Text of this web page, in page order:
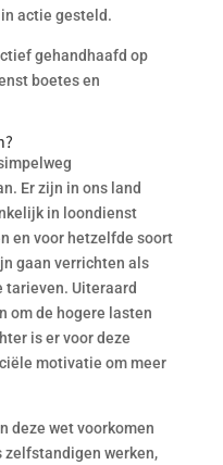
actie gesteld.
gehandhaafd op
boetes en
Er zijn in ons land
in loondienst
en voor hetzelfde soort
gaan verrichten als
tarieven. Uiteraard
om de hogere lasten
is er voor deze
motivatie om meer
deze wet voorkomen
zelfstandigen werken,